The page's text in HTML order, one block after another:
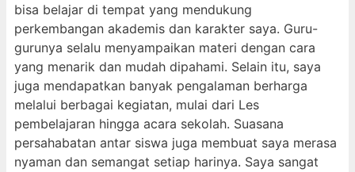
bisa belajar di tempat yang mendukung
perkembangan akademis dan karakter saya. Guru-
gurunya selalu menyampaikan materi dengan cara
yang menarik dan mudah dipahami. Selain itu, saya
juga mendapatkan banyak pengalaman berharga
melalui berbagai kegiatan, mulai dari Les
pembelajaran hingga acara sekolah. Suasana
persahabatan antar siswa juga membuat saya merasa
nyaman dan semangat setiap harinya. Saya sangat